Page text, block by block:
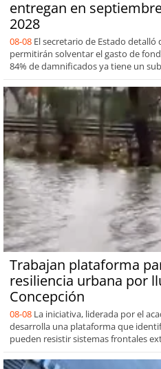
entregan en
2028
08-08 El secretario de Estado detalló
permitirán solventar el gasto de
84% de damnificados ya tiene un
Trabajan plataforma
resiliencia urbana por
Concepción
08-08 La iniciativa, liderada por el
desarrolla una plataforma que
pueden resistir sistemas frontales